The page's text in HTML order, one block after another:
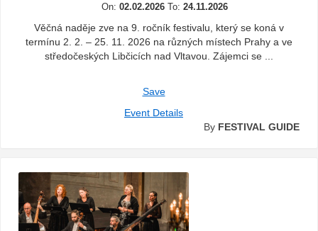
On: 02.02.2026To: 24.11.2026
Věčná naděje zve na 9. ročník festivalu, který se koná v
termínu 2. 2. – 25. 11. 2026 na různých místech Prahy a ve
středočeských Libčicích nad Vltavou. Zájemci se ...
Save
Event Details
By FESTIVAL GUIDE